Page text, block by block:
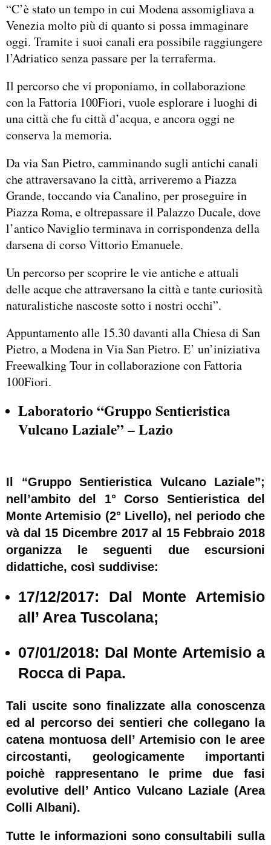
“C’è stato un tempo in cui Modena assomigliava a
Venezia molto più di quanto si possa immaginare
oggi. Tramite i suoi canali era possibile raggiungere
l’Adriatico senza passare per la terraferma.​
Il percorso che vi proponiamo, in collaborazione
con la Fattoria 100Fiori, vuole esplorare i luoghi di
una città che fu città d’acqua, e ancora oggi ne
conserva la memoria.
Da via San Pietro, camminando sugli antichi canali
che attraversavano la città, arriveremo a Piazza
Grande, toccando via Canalino, per proseguire in
Piazza Roma, e oltrepassare il Palazzo Ducale, dove
l’antico Naviglio terminava in corrispondenza della
darsena di corso Vittorio Emanuele.
Un percorso per scoprire le vie antiche e attuali
delle acque che attraversano la città e tante curiosità
naturalistiche nascoste sotto i nostri occhi”.
Appuntamento alle 15.30 davanti alla Chiesa di San
Pietro, a Modena in Via San Pietro. E’ un’iniziativa
Freewalking Tour in collaborazione con Fattoria
100Fiori.
Laboratorio “Gruppo Sentieristica
Vulcano Laziale” – Lazio
Il “Gruppo Sentieristica Vulcano Laziale”;
nell’ambito del 1° Corso Sentieristica del
Monte Artemisio (2° Livello), nel periodo che
và dal 15 Dicembre 2017 al 15 Febbraio 2018
organizza le seguenti due escursioni
didattiche, così suddivise:
17/12/2017: Dal Monte Artemisio
all’ Area Tuscolana;
07/01/2018: Dal Monte Artemisio a
Rocca di Papa.
Tali uscite sono finalizzate alla conoscenza
ed al percorso dei sentieri che collegano la
catena montuosa dell’ Artemisio con le aree
circostanti, geologicamente importanti
poichè rappresentano le prime due fasi
evolutive dell’ Antico Vulcano Laziale (Area
Colli Albani).
Tutte le informazioni sono consultabili sulla